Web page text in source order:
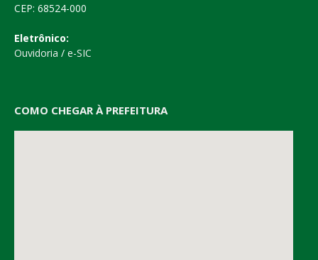
CEP: 68524-000
Eletrônico:
Ouvidoria / e-SIC
COMO CHEGAR À PREFEITURA